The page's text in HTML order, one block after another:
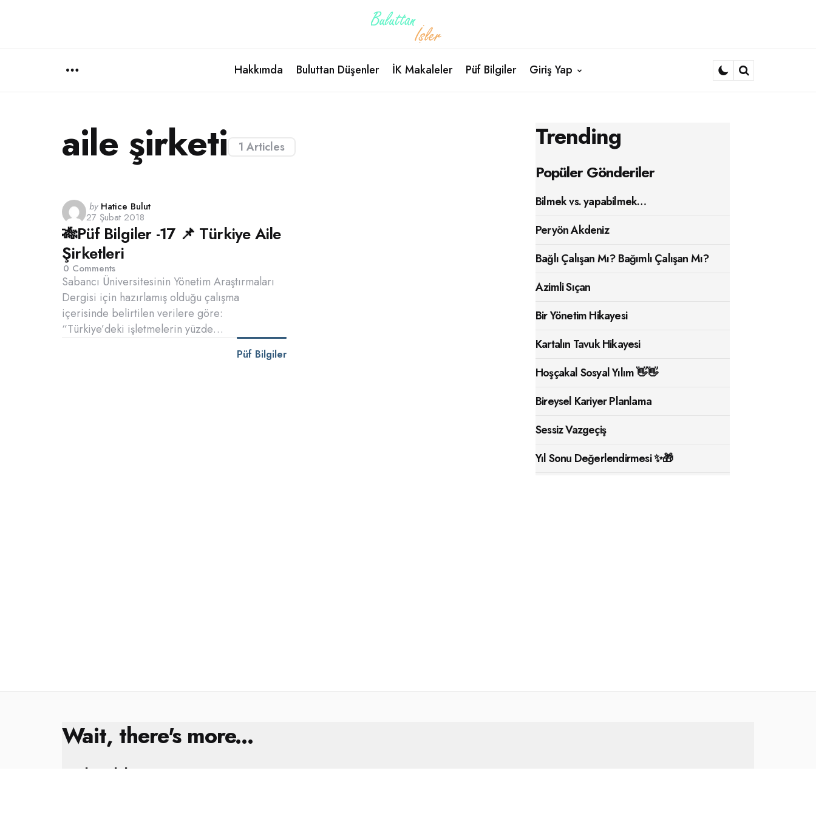
Hakkımda Buluttan Düşenler İK Makaleler Püf Bilgiler
Giriş Yap
1 Articles
aile şirketi
Posted
by
by Hatice Bulut
27 Şubat 2018
🎋Püf Bilgiler -17 📌 Türkiye Aile
Şirketleri
0 Comments
Sabancı Üniversitesinin Yönetim Araştırmaları
Dergisi için hazırlamış olduğu çalışma
içerisinde belirtilen verilere göre:
“Türkiye’deki işletmelerin yüzde…
Püf Bilgiler
Trending
Popüler Gönderiler
Bilmek vs. yapabilmek…
Peryön Akdeniz
Bağlı Çalışan Mı? Bağımlı Çalışan Mı?
Azimli Sıçan
Bir Yönetim Hikayesi
Kartalın Tavuk Hikayesi
Hoşçakal Sosyal Yılım 👋👋
Bireysel Kariyer Planlama
Sessiz Vazgeçiş
Yıl Sonu Değerlendirmesi ✨🎁
Wait, there's more...
Kral Çıplak